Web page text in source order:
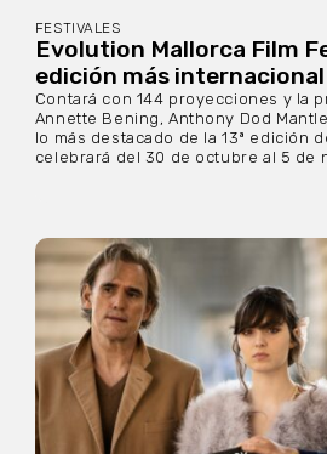
FESTIVALES
Evolution Mallorca Film
edición más internacional
Contará con 144 proyecciones y la
Annette Bening, Anthony Dod
lo más destacado de la 13ª edición
celebrará del 30 de octubre al 5 de